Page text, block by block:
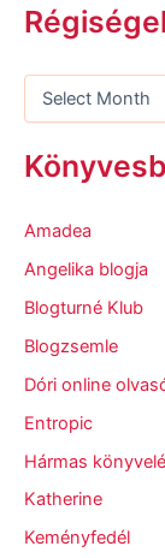
Amadea
Angelika blogja
Blogturné Klub
Blogzsemle
Dóri online
Entropic
Hármas
Katherine
Keményfedél